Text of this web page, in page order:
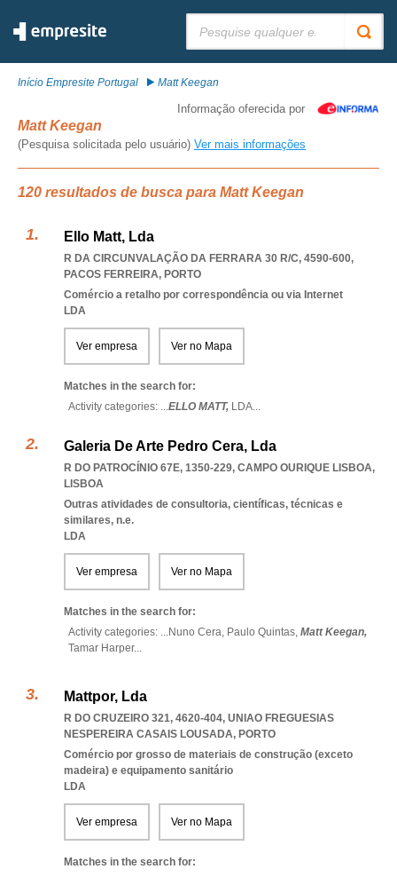
Início Empresite Portugal Matt Keegan
Informação oferecida por
Matt Keegan
(Pesquisa solicitada pelo usuário) Ver mais informações
120 resultados de busca para Matt Keegan
Ello Matt, Lda
R DA CIRCUNVALAÇÃO DA FERRARA 30 R/C, 4590-600,
PACOS FERREIRA, PORTO
Comércio a retalho por correspondência ou via Internet
LDA
Ver empresa Ver no Mapa
Matches in the search for:
Activity categories: ...ELLO MATT, LDA...
Galeria De Arte Pedro Cera, Lda
R DO PATROCÍNIO 67E, 1350-229, CAMPO OURIQUE LISBOA,
LISBOA
Outras atividades de consultoria, científicas, técnicas e
similares, n.e.
LDA
Ver empresa Ver no Mapa
Matches in the search for:
Activity categories: ...Nuno Cera, Paulo Quintas, Matt Keegan,
Tamar Harper...
Mattpor, Lda
R DO CRUZEIRO 321, 4620-404, UNIAO FREGUESIAS
NESPEREIRA CASAIS LOUSADA, PORTO
Comércio por grosso de materiais de construção (exceto
madeira) e equipamento sanitário
LDA
Ver empresa Ver no Mapa
Matches in the search for: